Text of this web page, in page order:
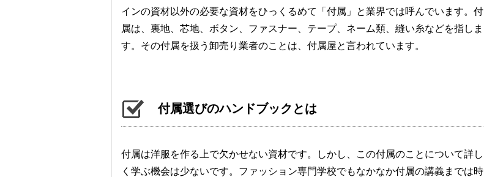
インの資材以外の必要な資材をひっくるめて「付属」と業界では呼んでいます。付
属は、裏地、芯地、ボタン、ファスナー、テープ、ネーム類、縫い糸などを指しま
す。その付属を扱う卸売り業者のことは、付属屋と言われています。
付属選びのハンドブックとは
付属は洋服を作る上で欠かせない資材です。しかし、この付属のことについて詳し
く学ぶ機会は少ないです。ファッション専門学校でもなかなか付属の講義までは時